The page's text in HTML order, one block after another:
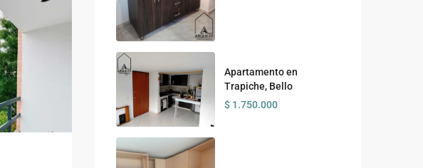
Apartamento en
Trapiche, Bello
$ 1.750.000